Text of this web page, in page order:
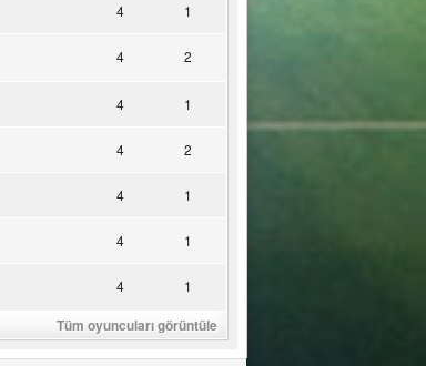
4 1
4 2
4 1
4 2
4 1
4 1
4 1
Tüm oyuncuları görüntüle